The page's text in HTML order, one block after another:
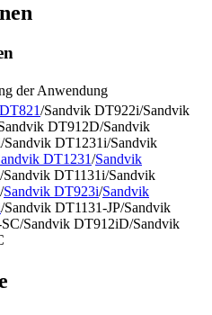
der Anwendung
/Sandvik DT922i/Sandvik
DT912D/Sandvik
DT1231i/Sandvik
DT1231/Sandvik
/Sandvik DT1131i/Sandvik
Sandvik DT923i/Sandvik
/Sandvik DT1131-JP/Sandvik
Sandvik DT912iD/Sandvik